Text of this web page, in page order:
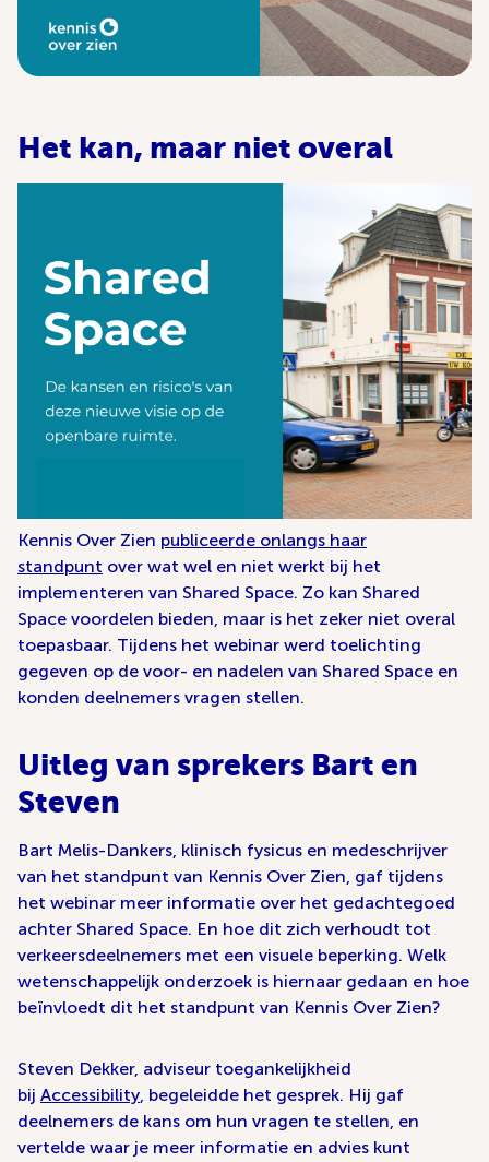
Het kan, maar niet overal
Kennis Over Zien publiceerde onlangs haar
standpunt over wat wel en niet werkt bij het
implementeren van Shared Space. Zo kan Shared
Space voordelen bieden, maar is het zeker niet overal
toepasbaar. Tijdens het webinar werd toelichting
gegeven op de voor- en nadelen van Shared Space en
konden deelnemers vragen stellen.
Uitleg van sprekers Bart en
Steven
Bart Melis-Dankers, klinisch fysicus en medeschrijver
van het standpunt van Kennis Over Zien, gaf tijdens
het webinar meer informatie over het gedachtegoed
achter Shared Space. En hoe dit zich verhoudt tot
verkeersdeelnemers met een visuele beperking. Welk
wetenschappelijk onderzoek is hiernaar gedaan en hoe
beïnvloedt dit het standpunt van Kennis Over Zien?
Steven Dekker, adviseur toegankelijkheid
bij Accessibility, begeleidde het gesprek. Hij gaf
deelnemers de kans om hun vragen te stellen, en
vertelde waar je meer informatie en advies kunt